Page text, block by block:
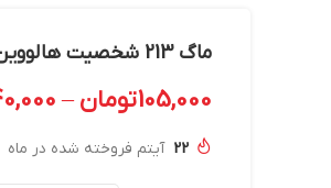
ماگ 213 شخصیت هالووین پسر فانتزی
105,000تومان –
22 آیتم فروخته شده در ماه